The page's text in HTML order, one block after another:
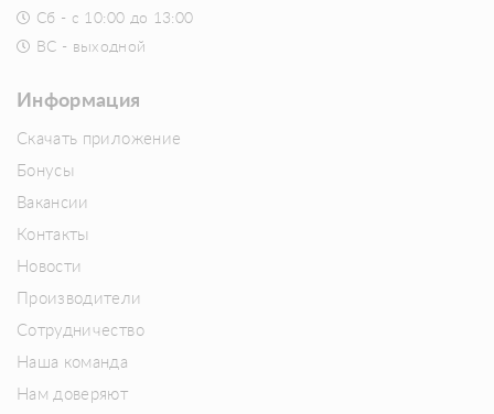
Сб - с 10:00 до 13:00
ВС - выходной
Информация
Скачать приложение
Бонусы
Вакансии
Контакты
Новости
Производители
Сотрудничество
Наша команда
Нам доверяют